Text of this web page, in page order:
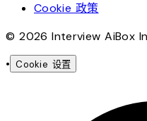
Cookie 政策
© 2026 Interview AiBox
• Cookie 设置